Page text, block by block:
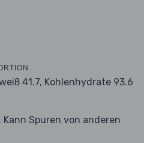
41.7, Kohlenhydrate 93.6
Spuren von anderen